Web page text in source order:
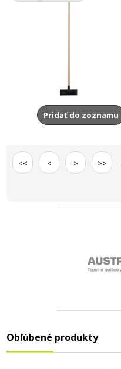
Pridať do zoznamu
<< < > >>
Obľúbené produkty